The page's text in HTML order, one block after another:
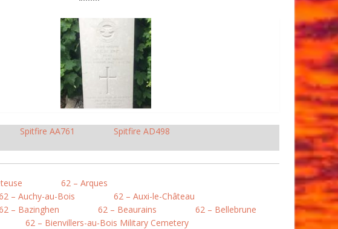
Spitfire AA761 Spitfire AD498
62 – Arques
– Auchy-au-Bois
62 – Auxi-le-Château
– Bazinghen 62 – Beaurains
62 – Bellebrune
62 – Bienvillers-au-Bois Military Cemetery